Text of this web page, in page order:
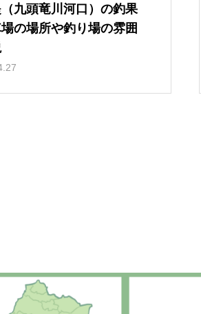
九頭竜川河口）の釣果
の場所や釣り場の雰囲